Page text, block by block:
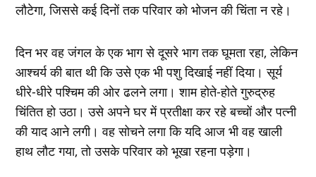
लौटेगा, जिससे कई दिनों तक परिवार को भोजन की चिंता न रहे।
दिन भर वह जंगल के एक भाग से दूसरे भाग तक घूमता रहा, लेकिन
आश्चर्य की बात थी कि उसे एक भी पशु दिखाई नहीं दिया। सूर्य
धीरे-धीरे पश्चिम की ओर ढलने लगा। शाम होते-होते गुरुद्रुह
चिंतित हो उठा। उसे अपने घर में प्रतीक्षा कर रहे बच्चों और पत्नी
की याद आने लगी। वह सोचने लगा कि यदि आज भी वह खाली
हाथ लौट गया, तो उसके परिवार को भूखा रहना पड़ेगा।